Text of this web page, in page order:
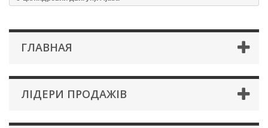
ГЛАВНАЯ
ЛІДЕРИ ПРОДАЖІВ